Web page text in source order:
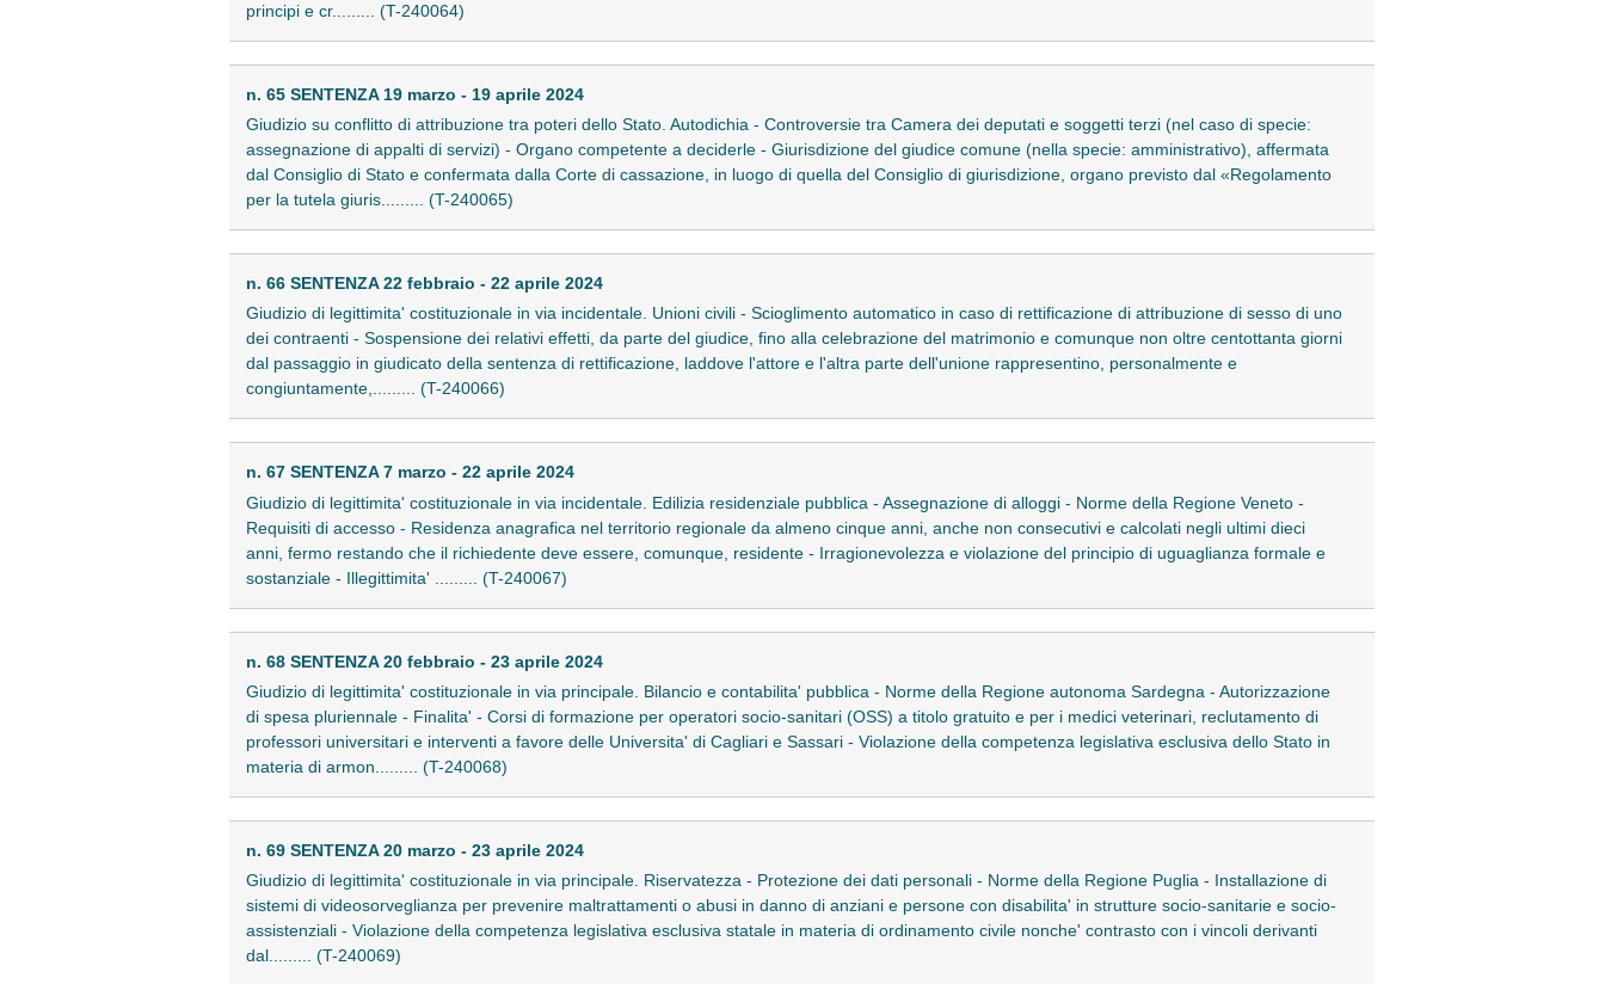
principi e cr......... (T-240064)
n. 65 SENTENZA 19 marzo - 19 aprile 2024
Giudizio su conflitto di attribuzione tra poteri dello Stato. Autodichia - Controversie tra Camera dei deputati e soggetti terzi (nel caso di specie:
assegnazione di appalti di servizi) - Organo competente a deciderle - Giurisdizione del giudice comune (nella specie: amministrativo), affermata
dal Consiglio di Stato e confermata dalla Corte di cassazione, in luogo di quella del Consiglio di giurisdizione, organo previsto dal «Regolamento
per la tutela giuris......... (T-240065)
n. 66 SENTENZA 22 febbraio - 22 aprile 2024
Giudizio di legittimita' costituzionale in via incidentale. Unioni civili - Scioglimento automatico in caso di rettificazione di attribuzione di sesso di uno
dei contraenti - Sospensione dei relativi effetti, da parte del giudice, fino alla celebrazione del matrimonio e comunque non oltre centottanta giorni
dal passaggio in giudicato della sentenza di rettificazione, laddove l'attore e l'altra parte dell'unione rappresentino, personalmente e
congiuntamente,......... (T-240066)
n. 67 SENTENZA 7 marzo - 22 aprile 2024
Giudizio di legittimita' costituzionale in via incidentale. Edilizia residenziale pubblica - Assegnazione di alloggi - Norme della Regione Veneto -
Requisiti di accesso - Residenza anagrafica nel territorio regionale da almeno cinque anni, anche non consecutivi e calcolati negli ultimi dieci
anni, fermo restando che il richiedente deve essere, comunque, residente - Irragionevolezza e violazione del principio di uguaglianza formale e
sostanziale - Illegittimita' ......... (T-240067)
n. 68 SENTENZA 20 febbraio - 23 aprile 2024
Giudizio di legittimita' costituzionale in via principale. Bilancio e contabilita' pubblica - Norme della Regione autonoma Sardegna - Autorizzazione
di spesa pluriennale - Finalita' - Corsi di formazione per operatori socio-sanitari (OSS) a titolo gratuito e per i medici veterinari, reclutamento di
professori universitari e interventi a favore delle Universita' di Cagliari e Sassari - Violazione della competenza legislativa esclusiva dello Stato in
materia di armon......... (T-240068)
n. 69 SENTENZA 20 marzo - 23 aprile 2024
Giudizio di legittimita' costituzionale in via principale. Riservatezza - Protezione dei dati personali - Norme della Regione Puglia - Installazione di
sistemi di videosorveglianza per prevenire maltrattamenti o abusi in danno di anziani e persone con disabilita' in strutture socio-sanitarie e socio-
assistenziali - Violazione della competenza legislativa esclusiva statale in materia di ordinamento civile nonche' contrasto con i vincoli derivanti
dal......... (T-240069)